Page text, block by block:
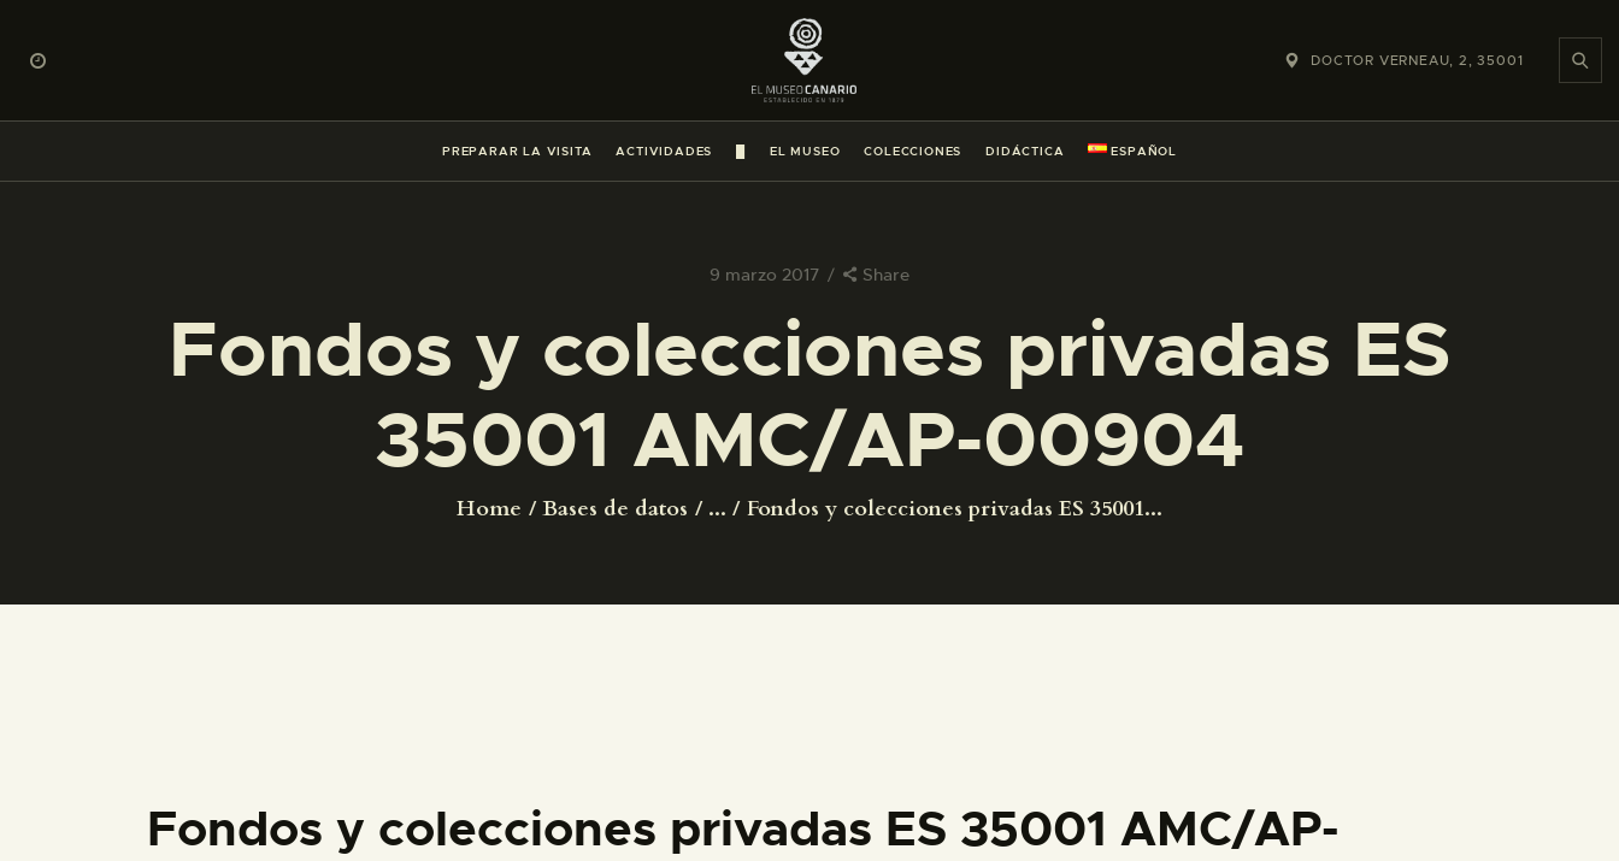
DOCTOR VERNEAU, 2, 35001
PREPARAR LA VISITA ACTIVIDADES EL MUSEO COLECCIONES DIDÁCTICA ESPAÑOL
9 marzo 2017 Share
Fondos y colecciones privadas ES
35001 AMC/AP-00904
Home Bases de datos ... Fondos y colecciones privadas ES 35001...
PREPARAR LA VISITA
ACTIVIDADES
█
COLECCIONES
DIDÁCTICA
ESPAÑOL
Fondos y colecciones privadas ES 35001 AMC/AP-